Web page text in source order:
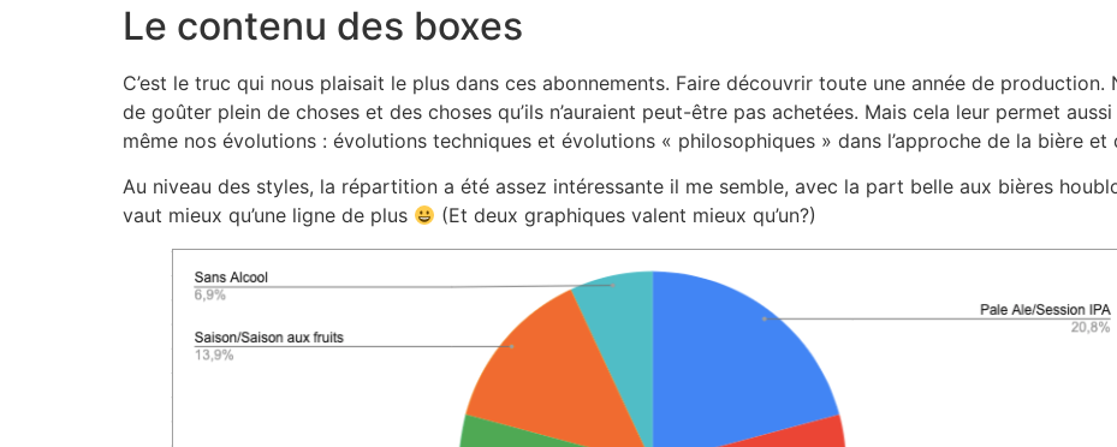
Le contenu des boxes
C’est le truc qui nous plaisait le plus dans ces abonnements. Faire découvrir toute une année de
de goûter plein de choses et des choses qu’ils n’auraient peut-être pas achetées. Mais cela leur permet
même nos évolutions : évolutions techniques et évolutions « philosophiques » dans l’approche de la bière
Au niveau des styles, la répartition a été assez intéressante il me semble, avec la part belle aux bières
vaut mieux qu’une ligne de plus
(Et deux graphiques valent mieux qu’un?)